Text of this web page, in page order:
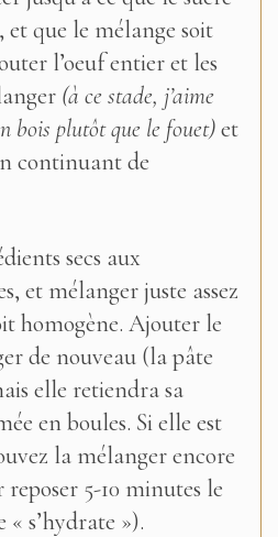
que le mélange soit
l’oeuf entier et les
(à ce stade, j’aime
bois plutôt que le fouet)et
continuant de
secs aux
et mélanger juste assez
homogène. Ajouter le
de nouveau (la pâte
elle retiendra sa
en boules. Si elle est
la mélanger encore
5-10 minutes le
s’hydrate »).